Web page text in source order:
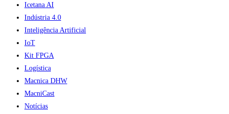
Icetana AI
Indústria 4.0
Inteligência Artificial
IoT
Kit FPGA
Logística
Macnica DHW
MacniCast
Notícias